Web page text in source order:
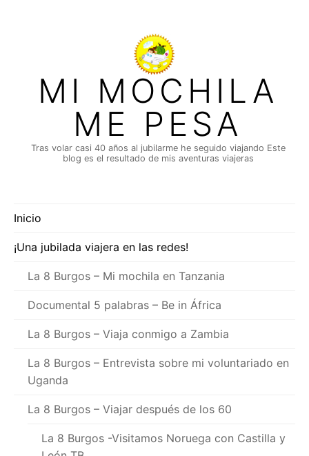
MI MOCHILA
ME PESA
Tras volar casi 40 años al jubilarme he seguido viajando Este
blog es el resultado de mis aventuras viajeras
Inicio
¡Una jubilada viajera en las redes!
La 8 Burgos – Mi mochila en Tanzania
Documental 5 palabras – Be in África
La 8 Burgos – Viaja conmigo a Zambia
La 8 Burgos – Entrevista sobre mi voluntariado en
Uganda
La 8 Burgos – Viajar después de los 60
La 8 Burgos -Visitamos Noruega con Castilla y